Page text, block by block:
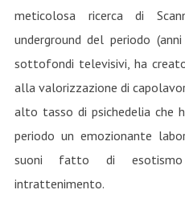
meticolosa ricerca di
underground del periodo
sottofondi televisivi, ha
alla valorizzazione di
alto tasso di psichedelia che
periodo un emozionante
suoni fatto di esotismo
intrattenimento.